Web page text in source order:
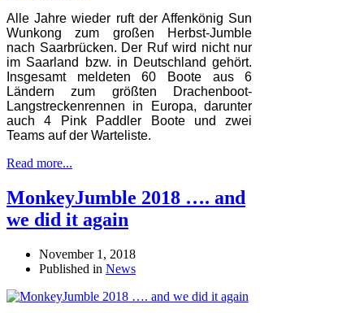
Alle Jahre wieder ruft der Affenkönig Sun
Wunkong zum großen Herbst-Jumble
nach Saarbrücken. Der Ruf wird nicht nur
im Saarland bzw. in Deutschland gehört.
Insgesamt meldeten 60 Boote aus 6
Ländern zum größten Drachenboot-
Langstreckenrennen in Europa, darunter
auch 4 Pink Paddler Boote und zwei
Teams auf der Warteliste.
Read more...
MonkeyJumble 2018 …. and
we did it again
November 1, 2018
Published in News